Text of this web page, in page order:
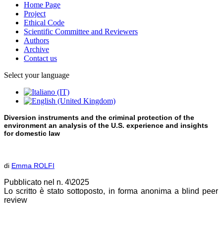
Home Page
Project
Ethical Code
Scientific Committee and Reviewers
Authors
Archive
Contact us
Select your language
Diversion instruments and the criminal protection of the
environment an analysis of the U.S. experience and insights
for domestic law
di Emma ROLFI
Pubblicato nel n. 4\2025
Lo scritto è stato sottoposto, in forma anonima a blind peer
review